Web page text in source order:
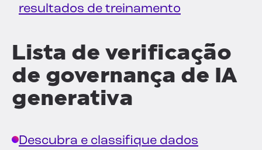
resultados de treinamento
Lista de verificação
de governança de IA
generativa
Descubra e classifique dados